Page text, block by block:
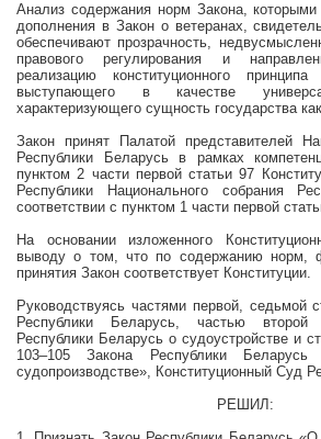
Анализ содержания норм Закона,
дополнения в Закон о ветеранах,
обеспечивают прозрачность,
правового регулирования и
реализацию конституционного
выступающего в качестве
характеризующего сущность государства
Закон принят Палатой представителей
Республики Беларусь в рамках
пунктом 2 части первой статьи 97
Республики Национального собрания
соответствии с пунктом 1 части первой
На основании изложенного
выводу о том, что по содержанию норм,
принятия Закон соответствует Конституции.
Руководствуясь частями первой, седьмой
Республики Беларусь, частью
Республики Беларусь о судоустройстве и
103–105 Закона Республики Беларусь
судопроизводстве», Конституционный Суд
РЕШИЛ: